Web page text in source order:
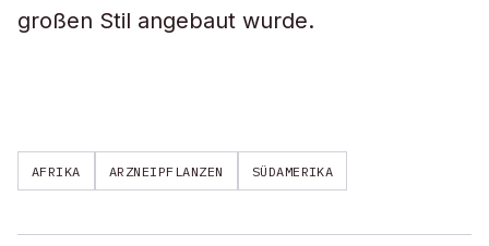
großen Stil angebaut wurde.
AFRIKA ARZNEIPFLANZEN SÜDAMERIKA